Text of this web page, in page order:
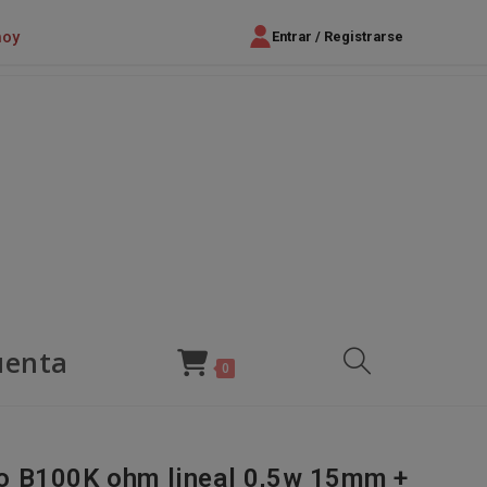
Entrar / Registrarse
0 Alternar
B100K ohm lineal 0,5w 15mm +